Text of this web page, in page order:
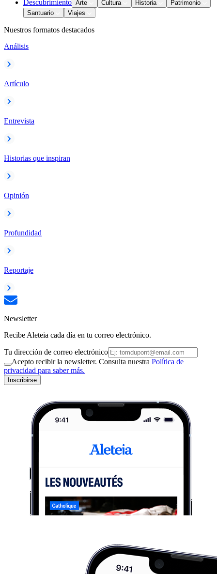
Descubrimiento Arte Cultura Historia
Patrimonio
Santuario
Viajes
Nuestros formatos destacados
Análisis
Artículo
Entrevista
Historias que inspiran
Opinión
Profundidad
Reportaje
Newsletter
Recibe Aleteia cada día en tu correo electrónico.
Tu dirección de correo electrónico
Acepto recibir la newsletter. Consulta nuestra Política de
privacidad para saber más.
Inscribirse